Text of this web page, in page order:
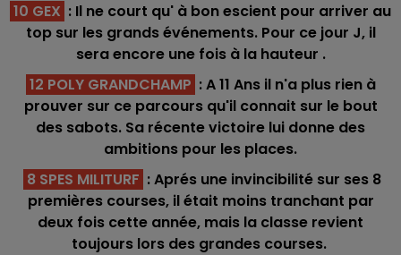
10 GEX : Il ne court qu' à bon escient pour arriver au
top sur les grands événements. Pour ce jour J, il
sera encore une fois à la hauteur .
12 POLY GRANDCHAMP : A 11 Ans il n'a plus rien à
prouver sur ce parcours qu'il connait sur le bout
des sabots. Sa récente victoire lui donne des
ambitions pour les places.
8 SPES MILITURF : Aprés une invincibilité sur ses 8
premières courses, il était moins tranchant par
deux fois cette année, mais la classe revient
toujours lors des grandes courses.